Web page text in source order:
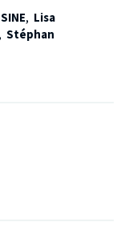
quand on
, Lisa
, Stéphan